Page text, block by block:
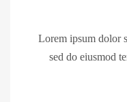
Lorem ipsum dolor
sed do eiusmod